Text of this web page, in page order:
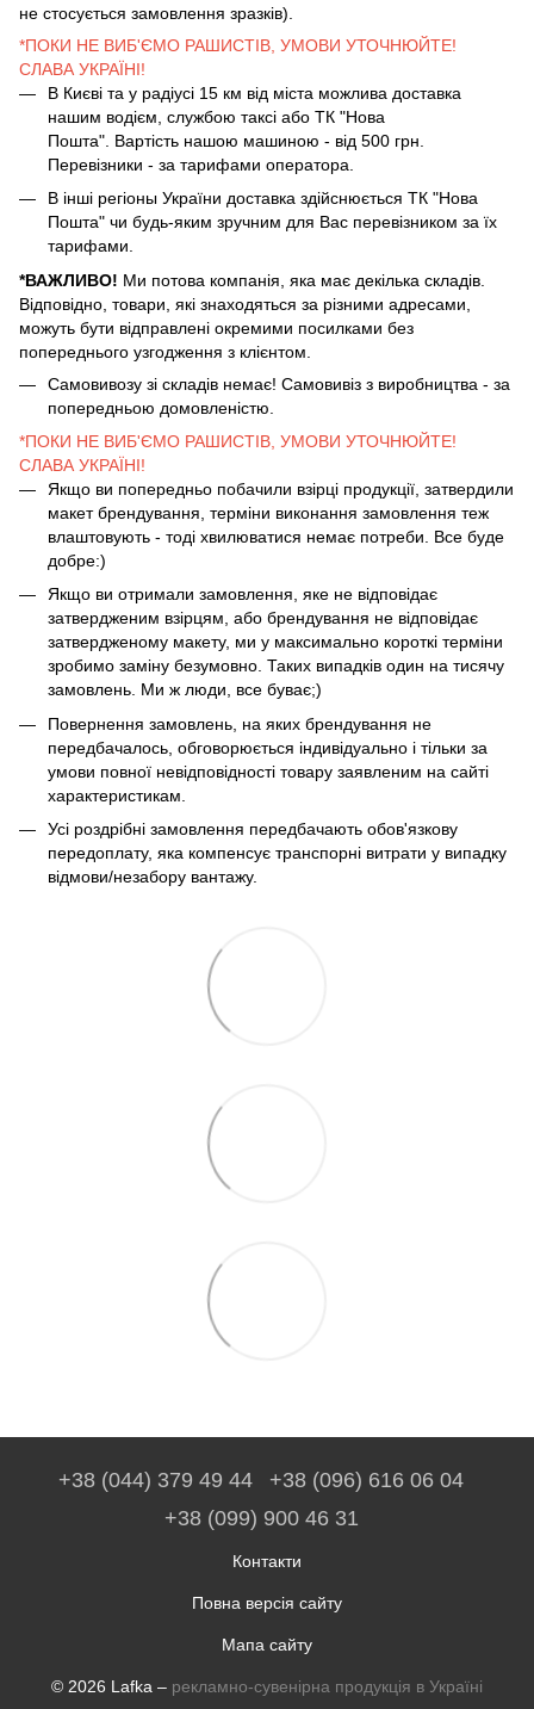
не стосується замовлення зразків).
*ПОКИ НЕ ВИБ'ЄМО РАШИСТІВ, УМОВИ УТОЧНЮЙТЕ!
СЛАВА УКРАЇНІ!
В Києві та у радіусі 15 км від міста можлива доставка
нашим водієм, службою таксі або ТК "Нова
Пошта". Вартість нашою машиною - від 500 грн.
Перевізники - за тарифами оператора.
В інші регіоны України доставка здійснюється ТК "Нова
Пошта" чи будь-яким зручним для Вас перевізником за їх
тарифами.
*ВАЖЛИВО! Ми потова компанія, яка має декілька складів.
Відповідно, товари, які знаходяться за різними адресами,
можуть бути відправлені окремими посилками без
попереднього узгодження з клієнтом.
Самовивозу зі складів немає! Самовивіз з виробництва - за
попередньою домовленістю.
*ПОКИ НЕ ВИБ'ЄМО РАШИСТІВ, УМОВИ УТОЧНЮЙТЕ!
СЛАВА УКРАЇНІ!
Якщо ви попередньо побачили взірці продукції, затвердили
макет брендування, терміни виконання замовлення теж
влаштовують - тоді хвилюватися немає потреби. Все буде
добре:)
Якщо ви отримали замовлення, яке не відповідає
затвердженим взірцям, або брендування не відповідає
затвердженому макету, ми у максимально короткі терміни
зробимо заміну безумовно. Таких випадків один на тисячу
замовлень. Ми ж люди, все буває;)
Повернення замовлень, на яких брендування не
передбачалось, обговорюється індивідуально і тільки за
умови повної невідповідності товару заявленим на сайті
характеристикам.
Усі роздрібні замовлення передбачають обов'язкову
передоплату, яка компенсує транспорні витрати у випадку
відмови/незабору вантажу.
+38 (044) 379 49 44
+38 (096) 616 06 04
+38 (099) 900 46 31
Контакти
Повна версія сайту
Мапа сайту
© 2026 Lafka – рекламно-сувенірна продукція в Україні